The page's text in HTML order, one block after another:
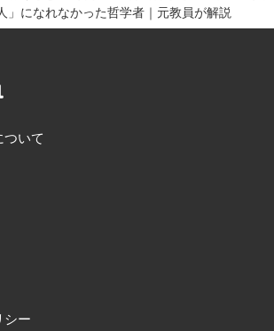
」になれなかった哲学者｜元教員が解説
いて
シー